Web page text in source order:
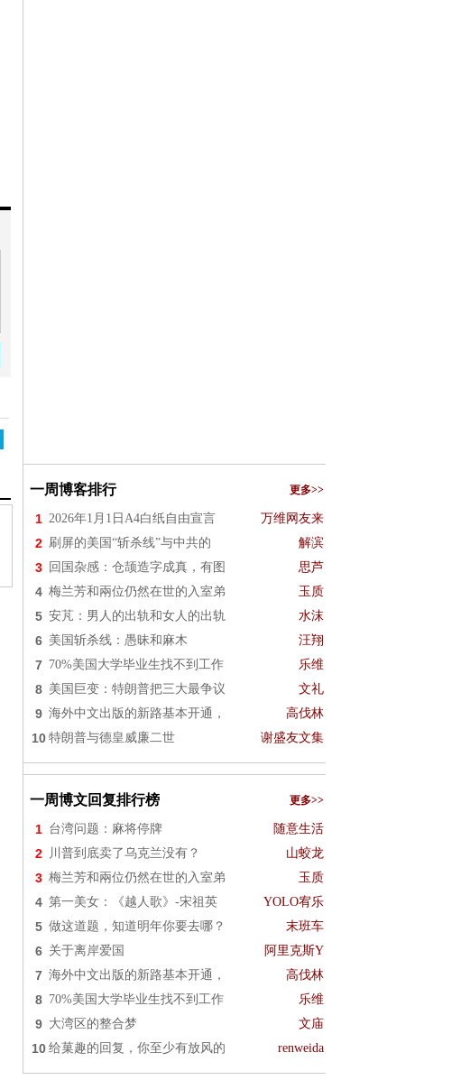
一周博客排行 更多>>
1 2026年1月1日A4白纸自由宣言 万维网友来
2 刷屏的美国“斩杀线”与中共的 解滨
3 回国杂感：仓颉造字成真，有图 思芦
4 梅兰芳和兩位仍然在世的入室弟 玉质
5 安芃：男人的出轨和女人的出轨 水沫
6 美国斩杀线：愚昧和麻木 汪翔
7 70%美国大学毕业生找不到工作 乐维
8 美国巨变：特朗普把三大最争议 文礼
9 海外中文出版的新路基本开通， 高伐林
10 特朗普与德皇威廉二世 谢盛友文集
一周博文回复排行榜 更多>>
1 台湾问题：麻将停牌 随意生活
2 川普到底卖了乌克兰没有？ 山蛟龙
3 梅兰芳和兩位仍然在世的入室弟 玉质
4 第一美女：《越人歌》-宋祖英 YOLO宥乐
5 做这道题，知道明年你要去哪？ 末班车
6 关于离岸爱国 阿里克斯Y
7 海外中文出版的新路基本开通， 高伐林
8 70%美国大学毕业生找不到工作 乐维
9 大湾区的整合梦 文庙
10 给菓趣的回复，你至少有放风的 renweida